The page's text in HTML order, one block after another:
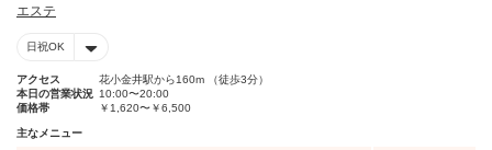
エステ
日祝OK
アクセス
花小金井駅から160m （徒歩3分）
本日の営業状況 10:00〜20:00
価格帯
￥1,620〜￥6,500
主なメニュー